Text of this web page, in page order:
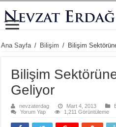
Ana Sayfa / Bilişim / Bilişim
Bilişim
Geliyor
nevzaterdag Mart 4, 2013
Yorum Yap
1,211 Görüntüleme